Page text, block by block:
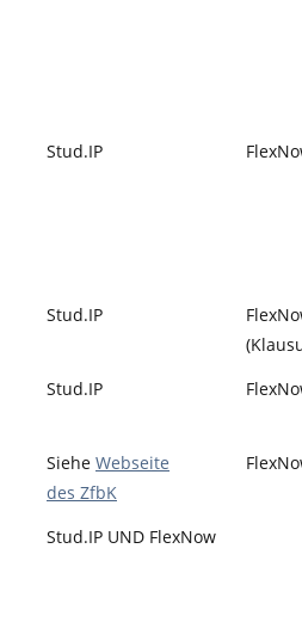
Stud.IP
Stud.IP
Stud.IP
Siehe Webseite
des ZfbK
Stud.IP UND FlexNow